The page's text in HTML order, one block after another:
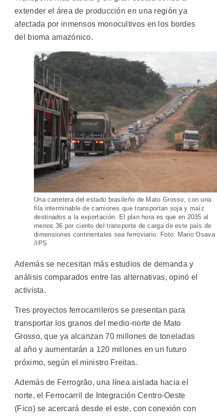
extender el área de producción en una región ya
afectada por inmensos monocultivos en los bordes
del bioma amazónico.
Una carretera del estado brasileño de Mato Grosso, con una
fila interminable de camiones que transportan soja y maíz
destinados a la exportación. El plan hora es que en 2035 al
menos 36 por ciento del transporte de carga de este país de
dimensiones continentales sea ferroviario. Foto: Mario Osava
/IPS
Además se necesitan más estudios de demanda y
análisis comparados entre las alternativas, opinó el
activista.
Tres proyectos ferrocarrileros se presentan para
transportar los granos del medio-norte de Mato
Grosso, que ya alcanzan 70 millones de toneladas
al año y aumentarán a 120 millones en un futuro
próximo, según el ministro Freitas.
Además de Ferrogrão, una línea aislada hacia el
norte, el Ferrocarril de Integración Centro-Oeste
(Fico) se acercará desde el este, con conexión con